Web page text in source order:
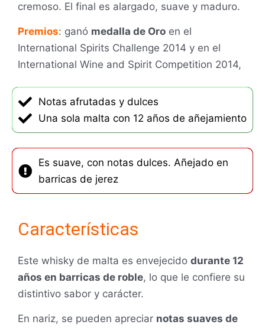
cremoso. El final es alargado, suave y maduro.
Premios: ganó medalla de Oro en el
International Spirits Challenge 2014 y en el
International Wine and Spirit Competition 2014,
Notas afrutadas y dulces
Una sola malta con 12 años de añejamiento
Es suave, con notas dulces. Añejado en
barricas de jerez
Características
Este whisky de malta es envejecido durante 12
años en barricas de roble, lo que le confiere su
distintivo sabor y carácter.
En nariz, se pueden apreciar notas suaves de